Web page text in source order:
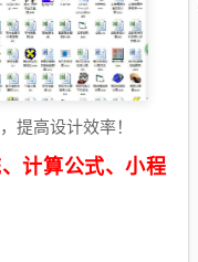
提高设计效率！
计算公式、小程